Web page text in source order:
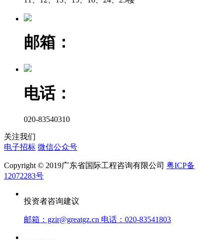
邮箱：
电话：
020-83540310
关注我们
电子招标 微信公众号
Copyright © 2019广东省国际工程咨询有限公司 粤ICP备
12072283号
投资者咨询建议
邮箱：gzir@greatgz.cn 电话：020-83541803